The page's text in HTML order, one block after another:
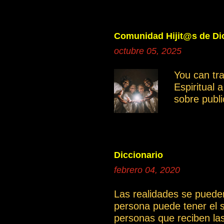
Saber
grupo
grupo es
otro
intención
Comunidad Hijit@s de
octubre 05, 2025
You can
Espiritual
sobre
1a.El
Diccionario
febrero 04, 2020
Las realidades se
persona puede tener el
personas que reciben